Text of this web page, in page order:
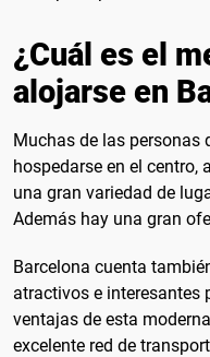
¿Cuál es el
alojarse en
Muchas de las personas
hospedarse en el centro,
una gran variedad de
Además hay una gran
Barcelona cuenta
atractivos e interesantes
ventajas de esta
excelente red de